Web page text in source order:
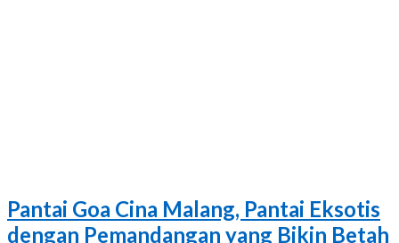
Pantai Goa Cina Malang, Pantai Eksotis
dengan Pemandangan yang Bikin Betah